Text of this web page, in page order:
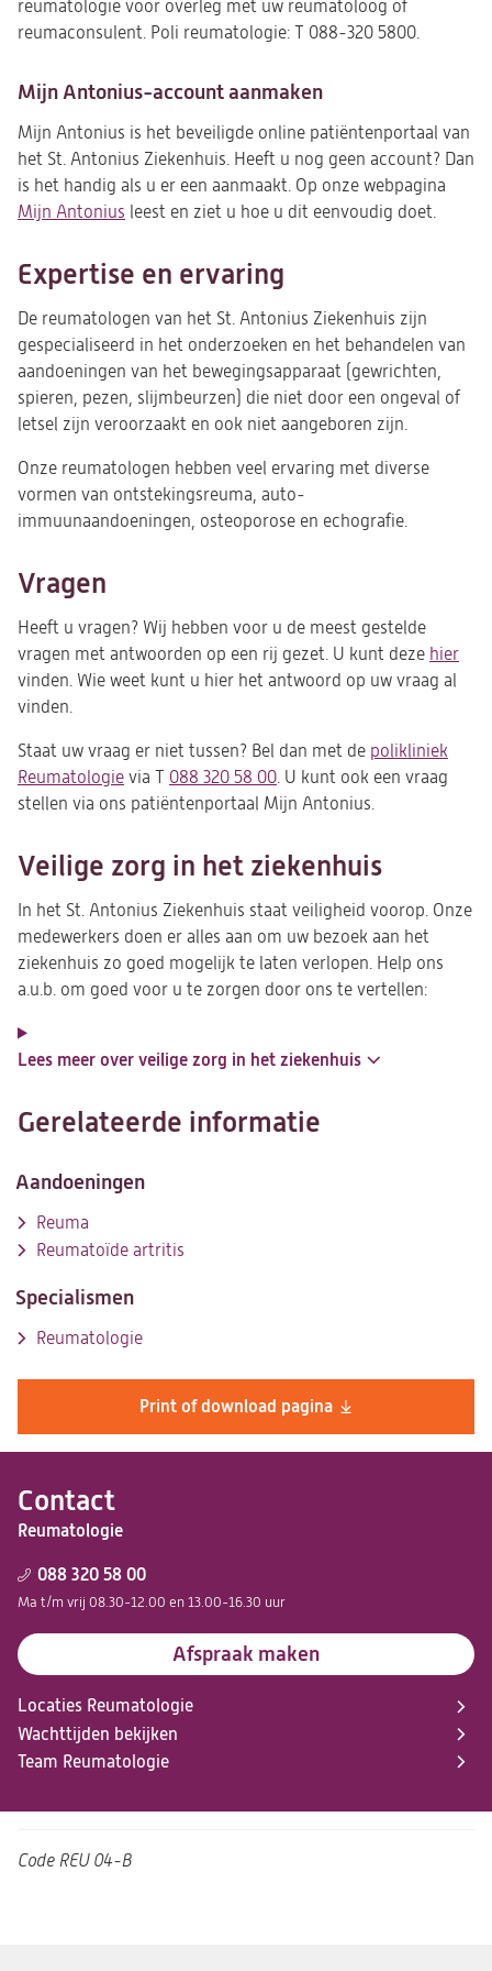
Contact
Reumatologie
088 320 58 00
Ma t/m vrij 08.30-12.00 en 13.00-16.30 uur
Afspraak maken
Locaties Reumatologie
Wachttijden bekijken
Team Reumatologie
Print of download pagina
reumatologie voor overleg met uw reumatoloog of
reumaconsulent. Poli reumatologie: T 088-320 5800.
Mijn Antonius-account aanmaken
Mijn Antonius is het beveiligde online patiëntenportaal van
het St. Antonius Ziekenhuis. Heeft u nog geen account? Dan
is het handig als u er een aanmaakt. Op onze webpagina
Mijn Antonius leest en ziet u hoe u dit eenvoudig doet.
Expertise en ervaring
De reumatologen van het St. Antonius Ziekenhuis zijn
gespecialiseerd in het onderzoeken en het behandelen van
aandoeningen van het bewegingsapparaat (gewrichten,
spieren, pezen, slijmbeurzen) die niet door een ongeval of
letsel zijn veroorzaakt en ook niet aangeboren zijn.
Onze reumatologen hebben veel ervaring met diverse
vormen van ontstekingsreuma, auto-
immuunaandoeningen, osteoporose en echografie.
Vragen
Heeft u vragen? Wij hebben voor u de meest gestelde
vragen met antwoorden op een rij gezet. U kunt deze hier
vinden. Wie weet kunt u hier het antwoord op uw vraag al
vinden.
Staat uw vraag er niet tussen? Bel dan met de polikliniek
Reumatologie via T 088 320 58 00 . U kunt ook een vraag
stellen via ons patiëntenportaal Mijn Antonius.
Veilige zorg in het ziekenhuis
In het St. Antonius Ziekenhuis staat veiligheid voorop. Onze
medewerkers doen er alles aan om uw bezoek aan het
ziekenhuis zo goed mogelijk te laten verlopen. Help ons
a.u.b. om goed voor u te zorgen door ons te vertellen:
Lees meer over veilige zorg in het ziekenhuis
Gerelateerde informatie
Aandoeningen
Reuma
Reumatoïde artritis
Specialismen
Reumatologie
Code REU 04-B